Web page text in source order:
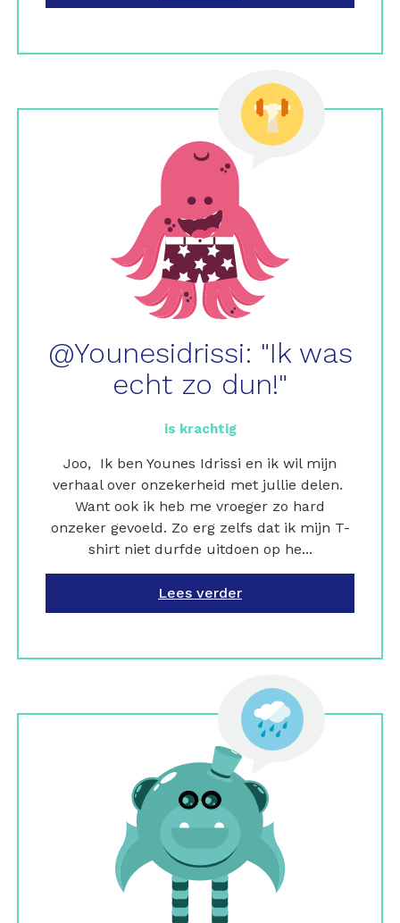
@Younesidrissi: "Ik was
echt zo dun!"
is krachtig
Joo, Ik ben Younes Idrissi en ik wil mijn
verhaal over onzekerheid met jullie delen.
Want ook ik heb me vroeger zo hard
onzeker gevoeld. Zo erg zelfs dat ik mijn T-
shirt niet durfde uitdoen op he...
Lees verder